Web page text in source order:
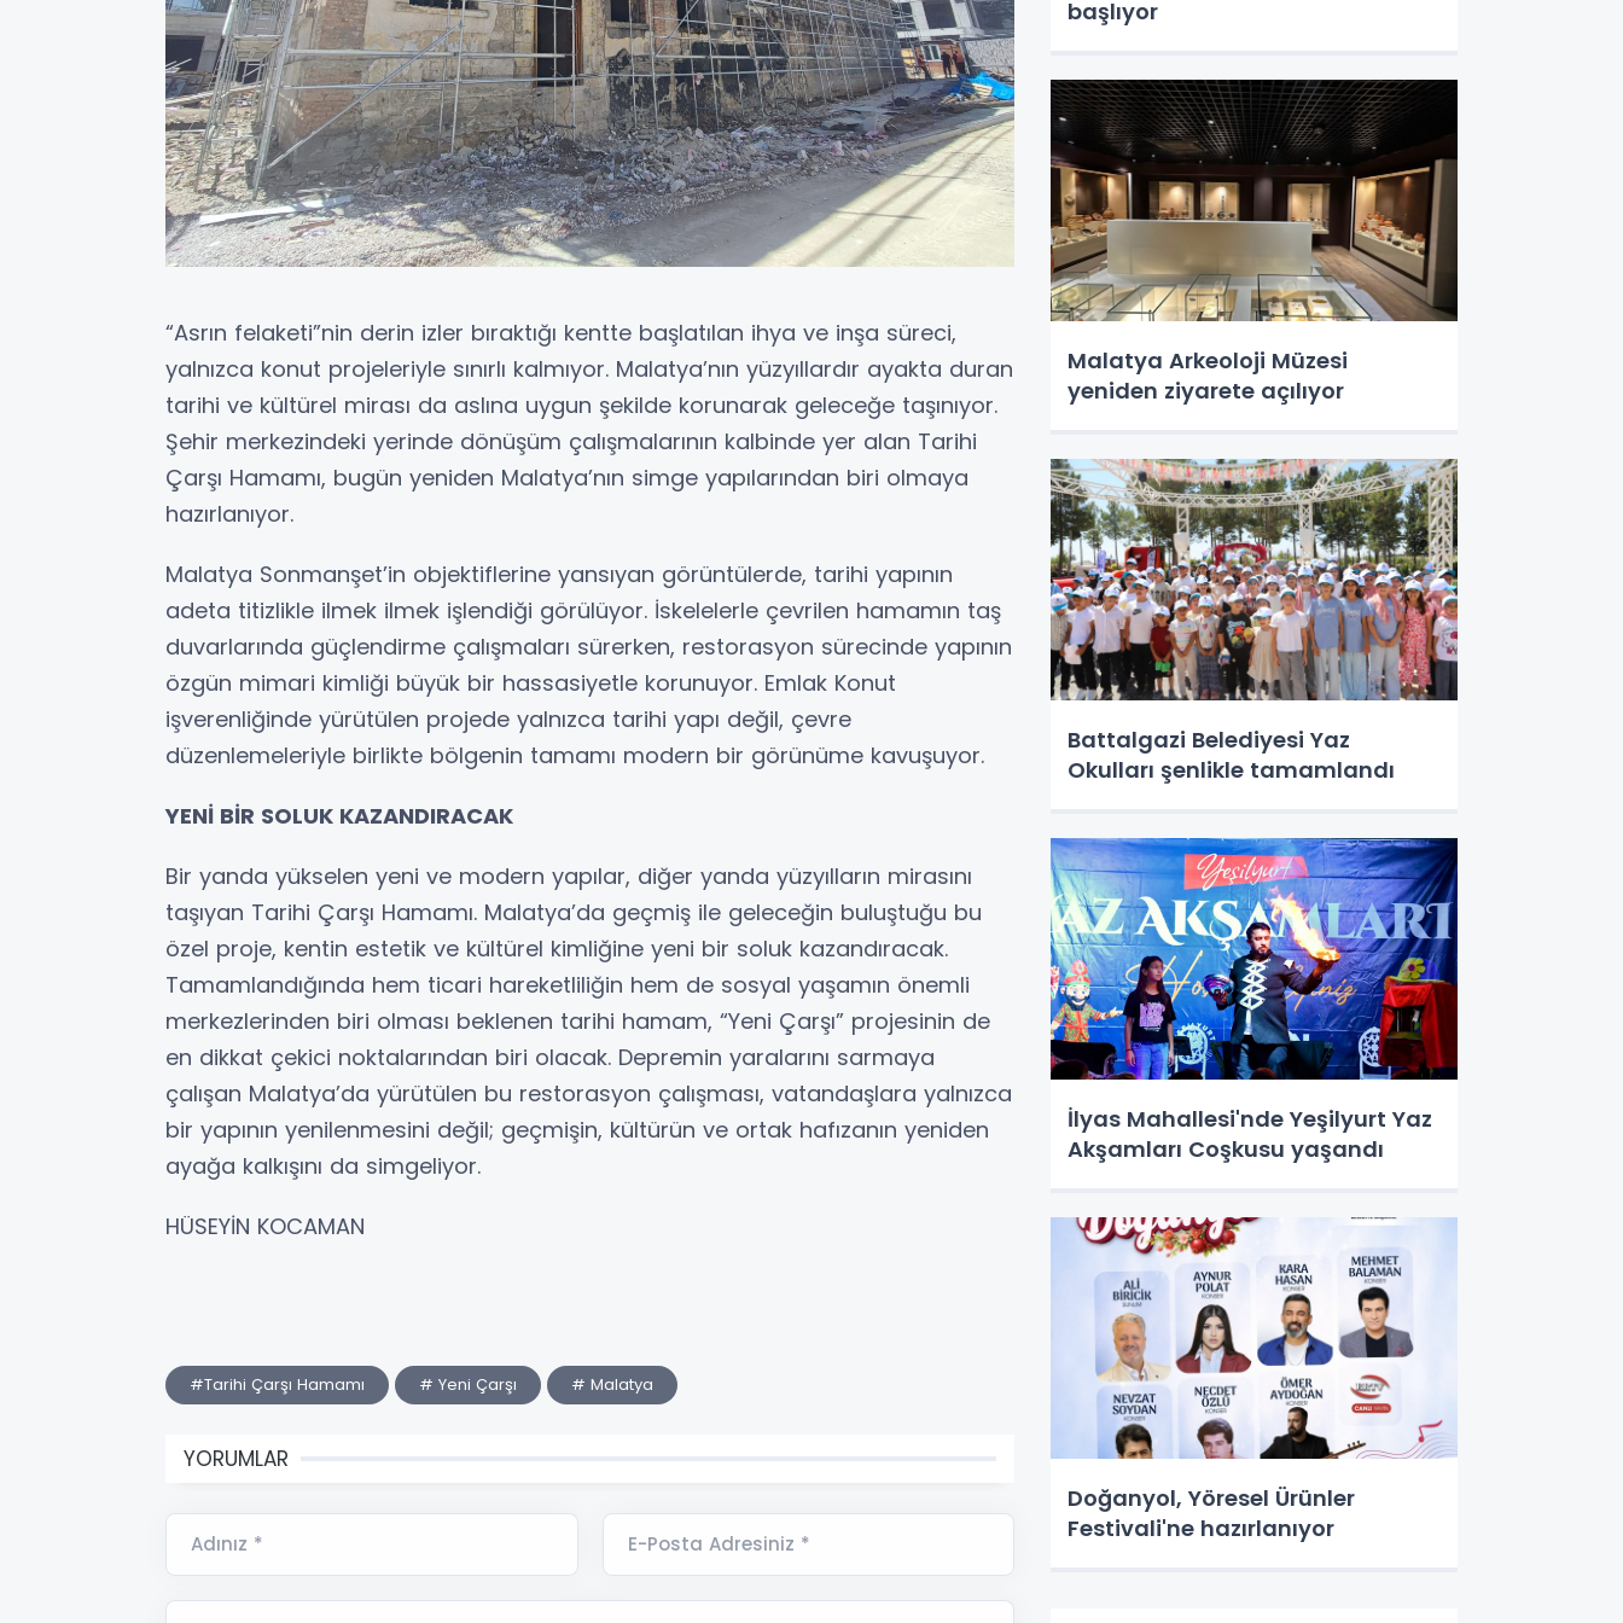
“Asrın felaketi”nin derin izler bıraktığı kentte başlatılan ihya ve inşa süreci,
yalnızca konut projeleriyle sınırlı kalmıyor. Malatya’nın yüzyıllardır ayakta duran
tarihi ve kültürel mirası da aslına uygun şekilde korunarak geleceğe taşınıyor.
Şehir merkezindeki yerinde dönüşüm çalışmalarının kalbinde yer alan Tarihi
Çarşı Hamamı, bugün yeniden Malatya’nın simge yapılarından biri olmaya
hazırlanıyor.
Malatya Sonmanşet’in objektiflerine yansıyan görüntülerde, tarihi yapının
adeta titizlikle ilmek ilmek işlendiği görülüyor. İskelelerle çevrilen hamamın taş
duvarlarında güçlendirme çalışmaları sürerken, restorasyon sürecinde yapının
özgün mimari kimliği büyük bir hassasiyetle korunuyor. Emlak Konut
işverenliğinde yürütülen projede yalnızca tarihi yapı değil, çevre
düzenlemeleriyle birlikte bölgenin tamamı modern bir görünüme kavuşuyor.
YENİ BİR SOLUK KAZANDIRACAK
Bir yanda yükselen yeni ve modern yapılar, diğer yanda yüzyılların mirasını
taşıyan Tarihi Çarşı Hamamı. Malatya’da geçmiş ile geleceğin buluştuğu bu
özel proje, kentin estetik ve kültürel kimliğine yeni bir soluk kazandıracak.
Tamamlandığında hem ticari hareketliliğin hem de sosyal yaşamın önemli
merkezlerinden biri olması beklenen tarihi hamam, “Yeni Çarşı” projesinin de
en dikkat çekici noktalarından biri olacak. Depremin yaralarını sarmaya
çalışan Malatya’da yürütülen bu restorasyon çalışması, vatandaşlara yalnızca
bir yapının yenilenmesini değil; geçmişin, kültürün ve ortak hafızanın yeniden
ayağa kalkışını da simgeliyor.
HÜSEYİN KOCAMAN
#Tarihi Çarşı Hamamı # Yeni Çarşı # Malatya
YORUMLAR
Adınız * E-Posta Adresiniz *
başlıyor
Malatya Arkeoloji Müzesi
yeniden ziyarete açılıyor
Battalgazi Belediyesi Yaz
Okulları şenlikle tamamlandı
İlyas Mahallesi'nde Yeşilyurt Yaz
Akşamları Coşkusu yaşandı
Doğanyol, Yöresel Ürünler
Festivali'ne hazırlanıyor